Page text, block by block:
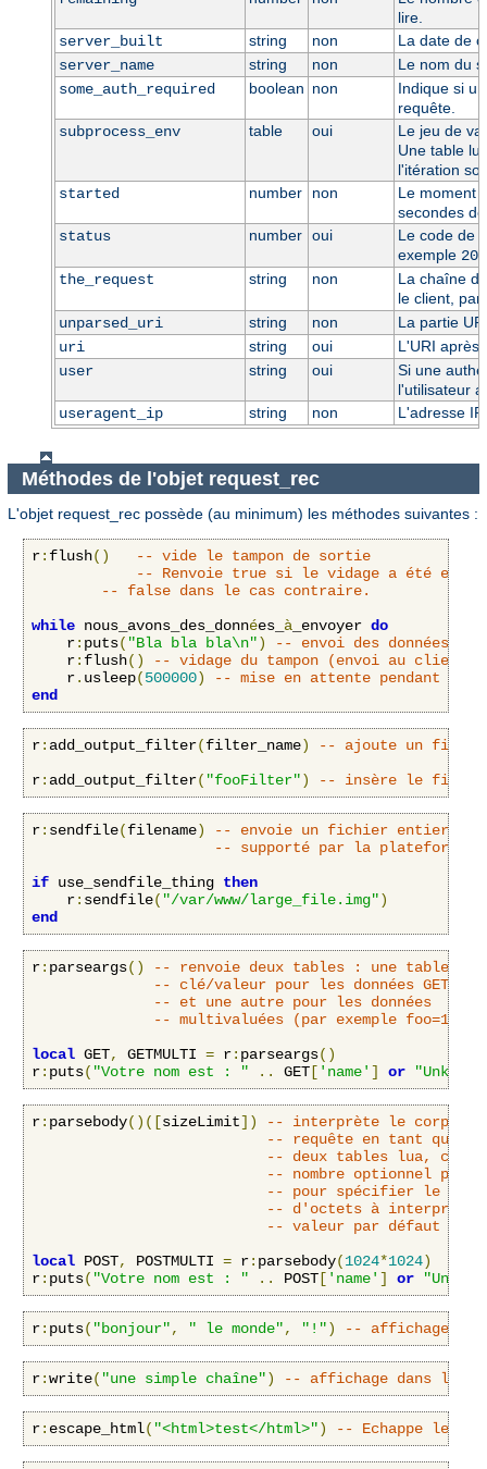
lire.
server_built
string non
La date de
server_name
string non
Le nom du
some_auth_required
boolean non
Indique si
requête.
subprocess_env
table oui
Le jeu de
Une table
l'itération
started
number non
Le moment
secondes
status
number oui
Le code de
exemple 200
the_request
string non
La chaîne
le client,
unparsed_uri
string non
La partie
uri
string oui
L'URI après
user
string oui
Si une
l'utilisateur
useragent_ip
string non L'adresse
Méthodes de l'objet request_rec
L'objet request_rec possède (au minimum) les méthodes suivantes :
r: flush()
-- vide le tampon de sortie
-- Renvoie true si le vidage a été
-- false dans le cas contraire.
while nous_avons_des_données_ à _envoyer do
    r
: puts( "Bla bla bla\n")
-- envoi des données à
    r
: flush()
-- vidage du tampon (envoi au client)
    r
. usleep(500000)
-- mise en attente pendant 0.5
end
r: add_output_filter(filter_name)
-- ajoute un filtre
r: add_output_filter( "fooFilter") -- insère le filtre
r: sendfile(filename)
-- envoie un fichier entier
-- supporté par la plateforme :
if use_sendfile_thing then
    r
: sendfile( "/var/www/large_file.img")
end
r: parseargs()
-- renvoie deux tables : une table
-- clé/valeur pour les données GET
-- et une autre pour les données
-- multivaluées (par exemple
local GET, GETMULTI = r: parseargs()
r: puts( "Votre nom est : " .. GET [ 'name' ] or
r: parsebody()([sizeLimit])
-- interprète le corps
-- requête en tant que
-- deux tables lua,
-- nombre optionnel
-- pour spécifier le
-- d'octets à
-- valeur par défaut est
local POST, POSTMULTI = r: parsebody(1024*1024)
r: puts( "Votre nom est : " .. POST [ 'name' ] or
r: puts( "bonjour", " le monde", "!") -- affichage
r:write( "une simple chaîne") -- affichage dans le
r: escape_html( "<html>test</html>") -- Echappe le